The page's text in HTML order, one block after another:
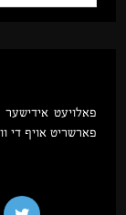
פאלויעט
פארשריט אויף די